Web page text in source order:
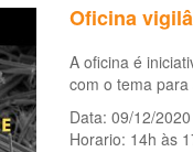
Oficina
A oficina é
com o tema
Data: 09/12/2020
Horario: 14h às